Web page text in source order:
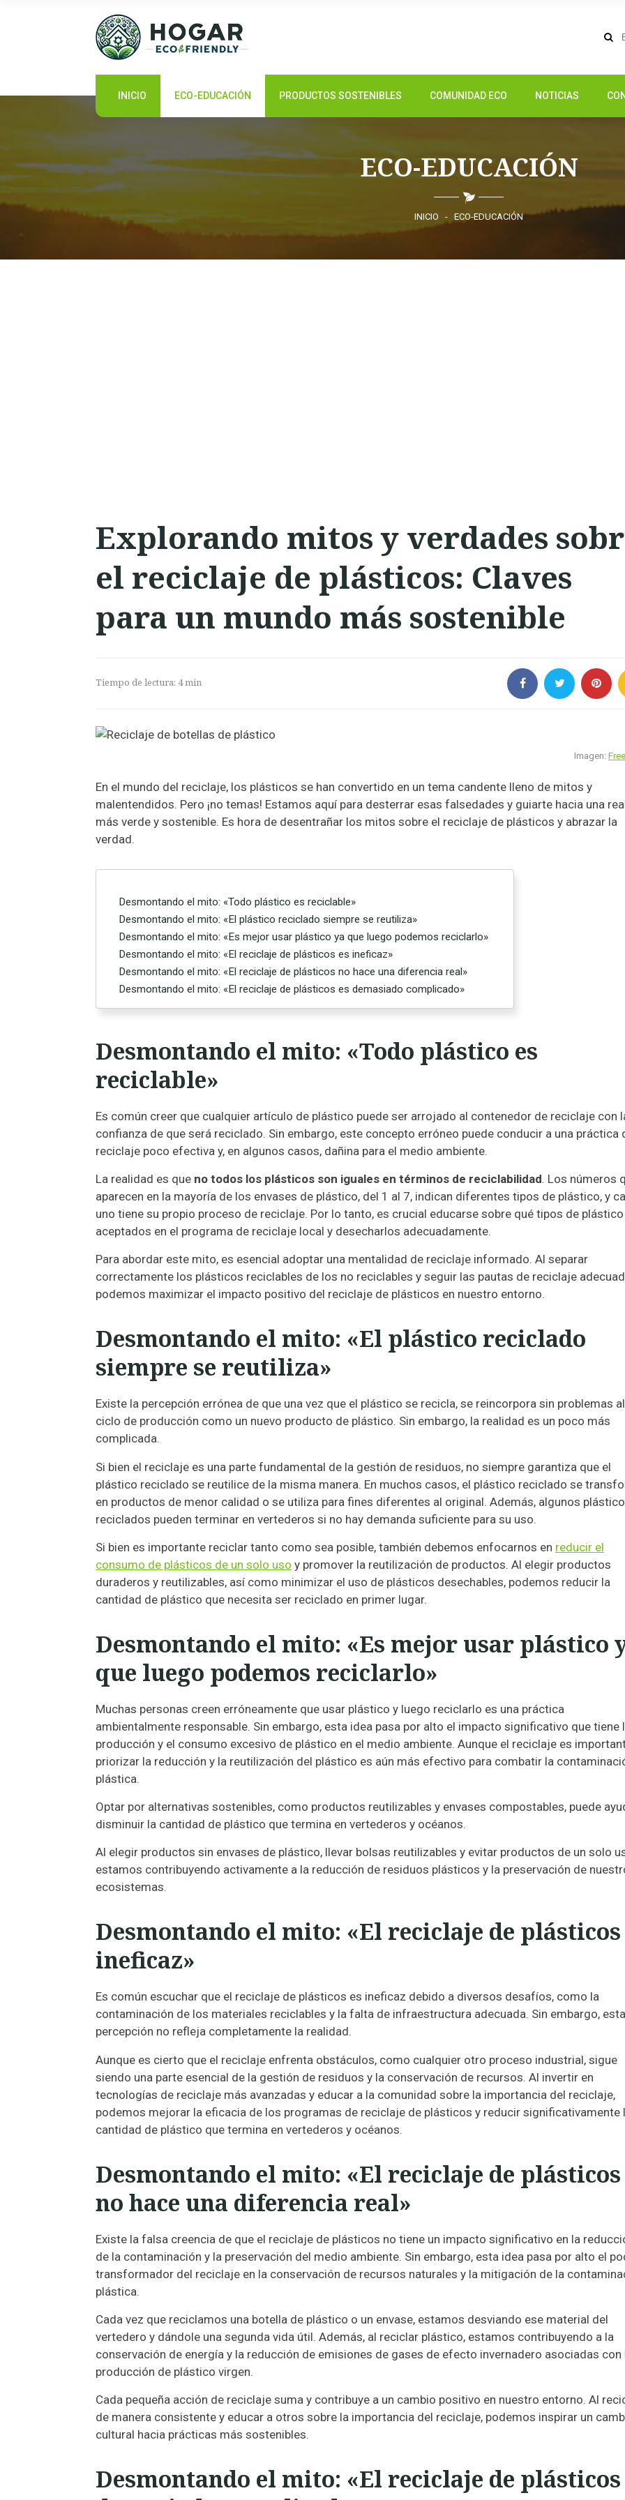
INICIO ECO-EDUCACIÓN PRODUCTOS SOSTENIBLES COMUNIDAD ECO NOTICIAS
COMUNIDAD ECO ECO-EDUCACIÓN
INICIO - ECO-EDUCACIÓN
Explorando mitos y verdades
el reciclaje de plásticos: Claves
para un mundo más sostenible
Tiempo de lectura: 4min
Imagen:
En el mundo del reciclaje, los plásticos se han convertido en un tema candente lleno de mitos y
malentendidos. Pero ¡no temas! Estamos aquí para desterrar esas falsedades y guiarte hacia una
más verde y sostenible. Es hora de desentrañar los mitos sobre el reciclaje de plásticos y abrazar la
verdad.
Desmontando el mito: «Todo plástico es reciclable»
Desmontando el mito: «El plástico reciclado siempre se reutiliza»
Desmontando el mito: «Es mejor usar plástico ya que luego podemos reciclarlo»
Desmontando el mito: «El reciclaje de plásticos es ineficaz»
Desmontando el mito: «El reciclaje de plásticos no hace una diferencia real»
Desmontando el mito: «El reciclaje de plásticos es demasiado complicado»
Desmontando el mito: «Todo plástico es
reciclable»
Es común creer que cualquier artículo de plástico puede ser arrojado al contenedor de reciclaje con
confianza de que será reciclado. Sin embargo, este concepto erróneo puede conducir a una práctica
reciclaje poco efectiva y, en algunos casos, dañina para el medio ambiente.
La realidad es que no todos los plásticos son iguales en términos de reciclabilidad. Los números
aparecen en la mayoría de los envases de plástico, del 1 al 7, indican diferentes tipos de plástico, y
uno tiene su propio proceso de reciclaje. Por lo tanto, es crucial educarse sobre qué tipos de
aceptados en el programa de reciclaje local y desecharlos adecuadamente.
Para abordar este mito, es esencial adoptar una mentalidad de reciclaje informado. Al separar
correctamente los plásticos reciclables de los no reciclables y seguir las pautas de reciclaje
podemos maximizar el impacto positivo del reciclaje de plásticos en nuestro entorno.
Desmontando el mito: «El plástico reciclado
siempre se reutiliza»
Existe la percepción errónea de que una vez que el plástico se recicla, se reincorpora sin problemas al
ciclo de producción como un nuevo producto de plástico. Sin embargo, la realidad es un poco más
complicada.
Si bien el reciclaje es una parte fundamental de la gestión de residuos, no siempre garantiza que el
plástico reciclado se reutilice de la misma manera. En muchos casos, el plástico reciclado se
en productos de menor calidad o se utiliza para fines diferentes al original. Además, algunos
reciclados pueden terminar en vertederos si no hay demanda suficiente para su uso.
Si bien es importante reciclar tanto como sea posible, también debemos enfocarnos en reducir el
consumo de plásticos de un solo uso y promover la reutilización de productos. Al elegir productos
duraderos y reutilizables, así como minimizar el uso de plásticos desechables, podemos reducir la
cantidad de plástico que necesita ser reciclado en primer lugar.
Desmontando el mito: «Es mejor usar plástico
que luego podemos reciclarlo»
Muchas personas creen erróneamente que usar plástico y luego reciclarlo es una práctica
ambientalmente responsable. Sin embargo, esta idea pasa por alto el impacto significativo que tiene
producción y el consumo excesivo de plástico en el medio ambiente. Aunque el reciclaje es
priorizar la reducción y la reutilización del plástico es aún más efectivo para combatir la
plástica.
Optar por alternativas sostenibles, como productos reutilizables y envases compostables, puede
disminuir la cantidad de plástico que termina en vertederos y océanos.
Al elegir productos sin envases de plástico, llevar bolsas reutilizables y evitar productos de un solo
estamos contribuyendo activamente a la reducción de residuos plásticos y la preservación de
ecosistemas.
Desmontando el mito: «El reciclaje de plásticos
ineficaz»
Es común escuchar que el reciclaje de plásticos es ineficaz debido a diversos desafíos, como la
contaminación de los materiales reciclables y la falta de infraestructura adecuada. Sin embargo, esta
percepción no refleja completamente la realidad.
Aunque es cierto que el reciclaje enfrenta obstáculos, como cualquier otro proceso industrial, sigue
siendo una parte esencial de la gestión de residuos y la conservación de recursos. Al invertir en
tecnologías de reciclaje más avanzadas y educar a la comunidad sobre la importancia del reciclaje,
podemos mejorar la eficacia de los programas de reciclaje de plásticos y reducir significativamente
cantidad de plástico que termina en vertederos y océanos.
Desmontando el mito: «El reciclaje de plásticos
no hace una diferencia real»
Existe la falsa creencia de que el reciclaje de plásticos no tiene un impacto significativo en la
de la contaminación y la preservación del medio ambiente. Sin embargo, esta idea pasa por alto el
transformador del reciclaje en la conservación de recursos naturales y la mitigación de la
plástica.
Cada vez que reciclamos una botella de plástico o un envase, estamos desviando ese material del
vertedero y dándole una segunda vida útil. Además, al reciclar plástico, estamos contribuyendo a la
conservación de energía y la reducción de emisiones de gases de efecto invernadero asociadas con
producción de plástico virgen.
Cada pequeña acción de reciclaje suma y contribuye a un cambio positivo en nuestro entorno. Al
de manera consistente y educar a otros sobre la importancia del reciclaje, podemos inspirar un
cultural hacia prácticas más sostenibles.
Desmontando el mito: «El reciclaje de plásticos